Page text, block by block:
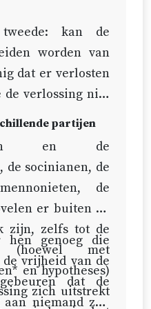
kan de
worden van
dat er verlosten
de verlossing niet
partijen
en de
de socinianen, de
de
er buiten de
zijn, zelfs tot de
(hoewel met
en hypotheses)
zich uitstrekt
genoeg die
vrijheid van de
dat de
niemand zou